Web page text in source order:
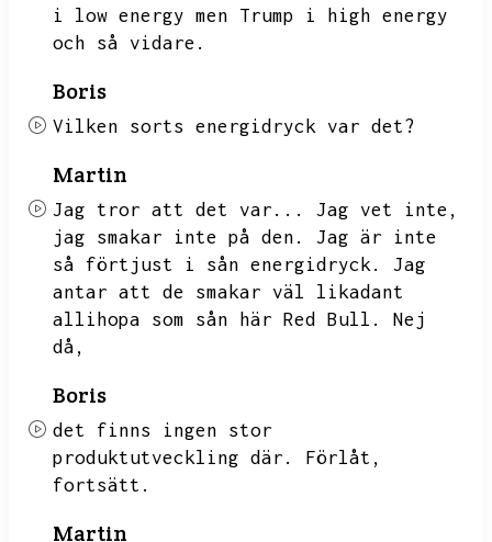
i low energy men Trump i high energy
och så vidare.
Boris
Vilken sorts energidryck var det?
Martin
Jag tror att det var...
Jag vet inte,
jag smakar inte på den.
Jag är inte
så förtjust i sån energidryck.
Jag
antar att de smakar väl likadant
allihopa som sån här Red Bull.
Nej
då,
Boris
det finns ingen stor
produktutveckling där.
Förlåt,
fortsätt.
Martin